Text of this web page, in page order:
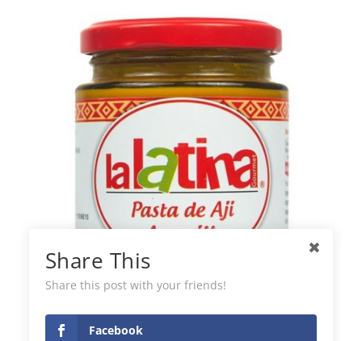
Pasta di Peperoncino Giallo La Latina
Share This
Share this post with your friends!
Facebook